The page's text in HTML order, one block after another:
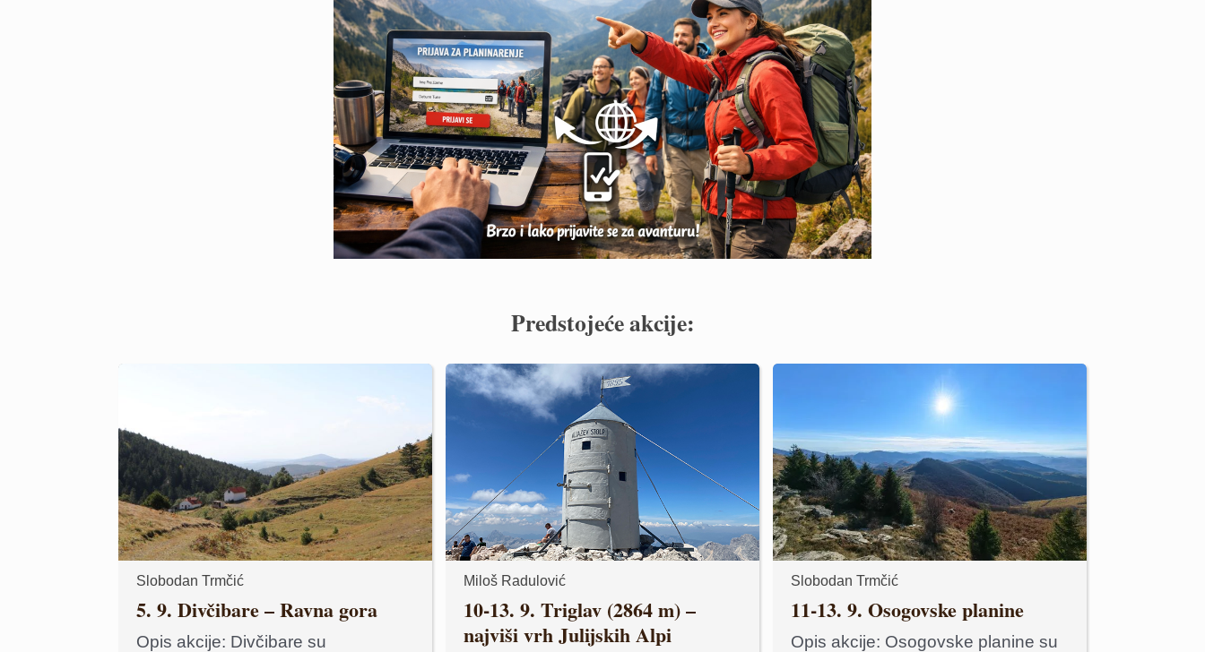
Predstojeće akcije:
Slobodan Trmčić
5. 9. Divčibare – Ravna gora
Opis akcije: Divčibare su
Miloš Radulović
10-13. 9. Triglav (2864 m) –
najviši vrh Julijskih Alpi
Slobodan Trmčić
11-13. 9. Osogovske planine
Opis akcije: Osogovske planine su